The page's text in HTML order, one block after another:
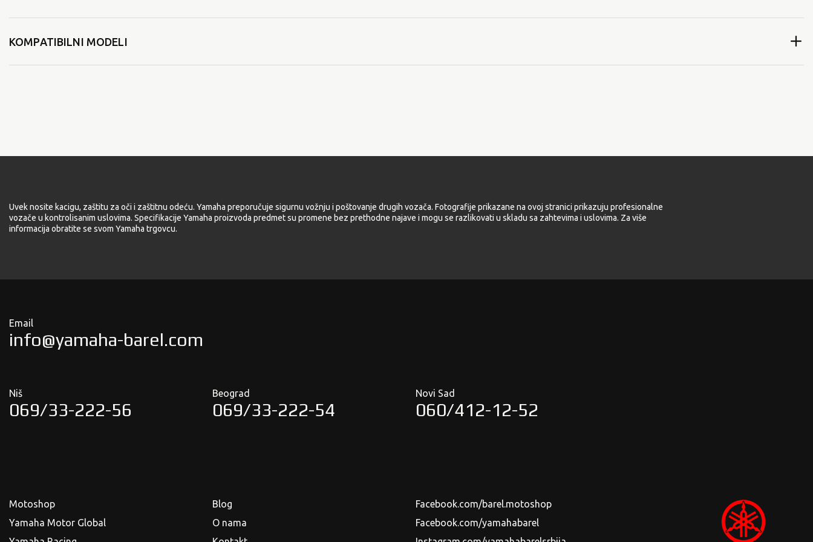
KOMPATIBILNI MODELI
Uvek nosite kacigu, zaštitu za oči i zaštitnu odeću. Yamaha preporučuje sigurnu vožnju i poštovanje drugih vozača. Fotografije prikazane na ovoj stranici prikazuju profesionalne
vozače u kontrolisanim uslovima. Specifikacije Yamaha proizvoda predmet su promene bez prethodne najave i mogu se razlikovati u skladu sa zahtevima i uslovima. Za više
informacija obratite se svom Yamaha trgovcu.
Email
info@yamaha-barel.com
Niš
069/33-222-56
Beograd
069/33-222-54
Novi Sad
060/412-12-52
Motoshop
Yamaha Motor Global
Blog
O nama
Facebook.com/barel.motoshop
Facebook.com/yamahabarel